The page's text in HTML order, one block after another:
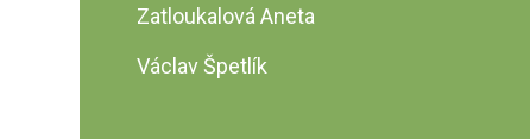
Zatloukalová Aneta
Václav Špetlík